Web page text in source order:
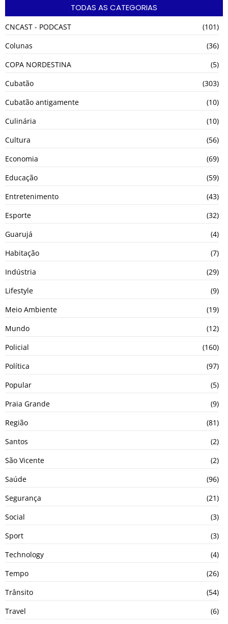
TODAS AS CATEGORIAS
CNCAST - PODCAST
(101)
Colunas
(36)
COPA NORDESTINA
(5)
Cubatão
(303)
Cubatão antigamente
(10)
Culinária
(10)
Cultura
(56)
Economia
(69)
Educação
(59)
Entretenimento
(43)
Esporte
(32)
Guarujá
(4)
Habitação
(7)
Indústria
(29)
Lifestyle
(9)
Meio Ambiente
(19)
Mundo
(12)
Policial
(160)
Política
(97)
Popular
(5)
Praia Grande
(9)
Região
(81)
Santos
(2)
São Vicente
(2)
Saúde
(96)
Segurança
(21)
Social
(3)
Sport
(3)
Technology
(4)
Tempo
(26)
Trânsito
(54)
Travel
(6)